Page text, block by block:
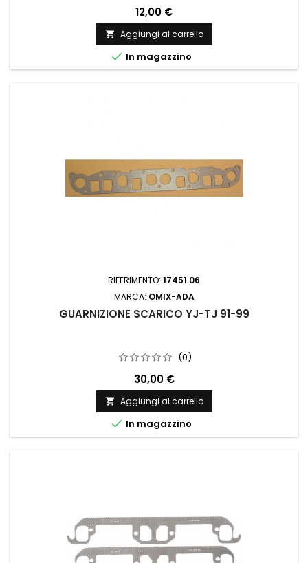
12,00 €
 Aggiungi al carrello
 In magazzino
RIFERIMENTO: 17451.06
MARCA: OMIX-ADA
GUARNIZIONE SCARICO YJ-TJ 91-99
(0)
30,00 €
 Aggiungi al carrello
 In magazzino